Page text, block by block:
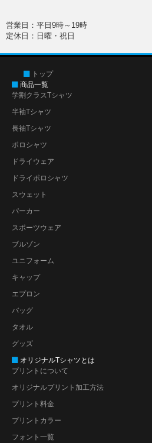
営業日：平日9時～19時
定休日：日曜・祝日
トップ
商品一覧
学割クラスTシャツ
半袖Tシャツ
長袖Tシャツ
ポロシャツ
ドライウェア
ドライポロシャツ
スウェット
パーカー
スポーツウェア
ブルゾン
ユニフォーム
キャップ
エプロン
バッグ
タオル
グッズ
オリジナルTシャツとは
プリントについて
オリジナルプリント加工方法
プリント料金
プリントカラー
フォント一覧